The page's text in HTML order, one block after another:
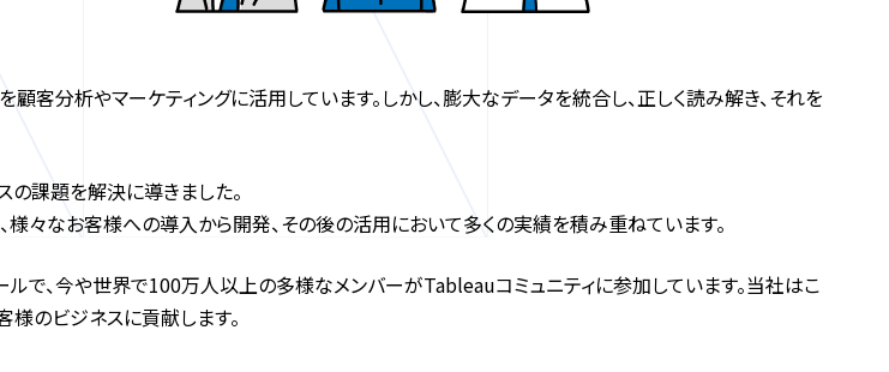
分析やマーケティングに活用しています。しかし、膨大なデータを統合し、正しく読み解き、それを
課題を解決に導きました。
々なお客様への導入から開発、その後の活用において多くの実績を積み重ねています。
で、今や世界で100万人以上の多様なメンバーがTableauコミュニティに参加しています。当社はこ
様のビジネスに貢献します。